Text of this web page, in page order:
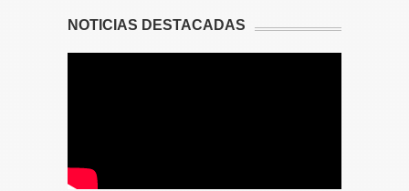
NOTICIAS DESTACADAS